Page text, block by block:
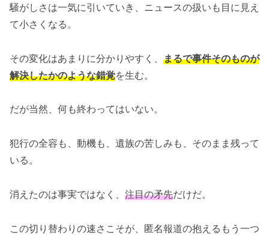
騒がしさは一気に引いていき、ニュースの扱いも目に見え
て小さくなる。
その変化はあまりに分かりやすく、 まるで事件そのものが
解決したかのような錯覚を生む。
だが当然、何も終わってはいない。
犯行の全容も、動機も、遺族の苦しみも、そのまま残って
いる。
消えたのは事実ではなく、 注目の矛先だけだ。
この切り替わりの速さこそが、匿名報道の抱えるもう一つ